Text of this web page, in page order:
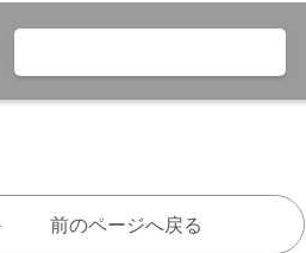
前のページへ戻る